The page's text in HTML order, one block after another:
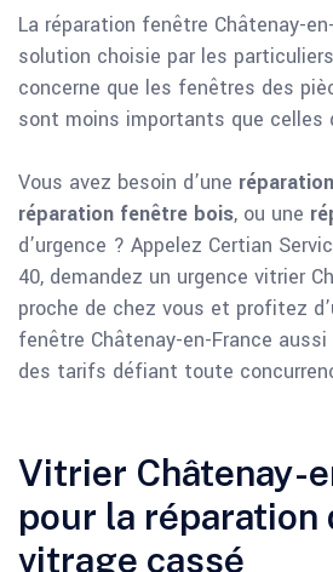
La réparation fenêtre Châtenay-
solution choisie par les
concerne que les fenêtres des
sont moins importants que celles
Vous avez besoin d’une
réparation fenêtre bois, ou une
d’urgence ? Appelez Certian
40, demandez un urgence vitrier
proche de chez vous et profitez
fenêtre Châtenay-en-France
des tarifs défiant toute
Vitrier Châtenay-
pour la réparation
vitrage cassé